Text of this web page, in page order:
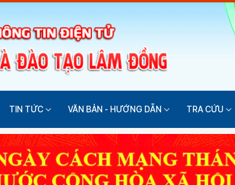
TIN TỨC VĂN BẢN - HƯỚNG DẪN TRA CỨU